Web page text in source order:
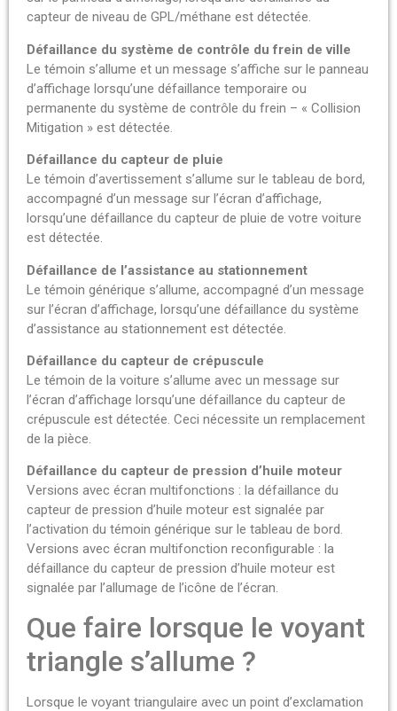
capteur de niveau de GPL/méthane est détectée.
Défaillance du système de contrôle du frein de ville
Le témoin s’allume et un message s’affiche sur le panneau
d’affichage lorsqu’une défaillance temporaire ou
permanente du système de contrôle du frein – « Collision
Mitigation » est détectée.
Défaillance du capteur de pluie
Le témoin d’avertissement s’allume sur le tableau de bord,
accompagné d’un message sur l’écran d’affichage,
lorsqu’une défaillance du capteur de pluie de votre voiture
est détectée.
Défaillance de l’assistance au stationnement
Le témoin générique s’allume, accompagné d’un message
sur l’écran d’affichage, lorsqu’une défaillance du système
d’assistance au stationnement est détectée.
Défaillance du capteur de crépuscule
Le témoin de la voiture s’allume avec un message sur
l’écran d’affichage lorsqu’une défaillance du capteur de
crépuscule est détectée. Ceci nécessite un remplacement
de la pièce.
Défaillance du capteur de pression d’huile moteur
Versions avec écran multifonctions : la défaillance du
capteur de pression d’huile moteur est signalée par
l’activation du témoin générique sur le tableau de bord.
Versions avec écran multifonction reconfigurable : la
défaillance du capteur de pression d’huile moteur est
signalée par l’allumage de l’icône de l’écran.
Que faire lorsque le voyant
triangle s’allume ?
Lorsque le voyant triangulaire avec un point d’exclamation